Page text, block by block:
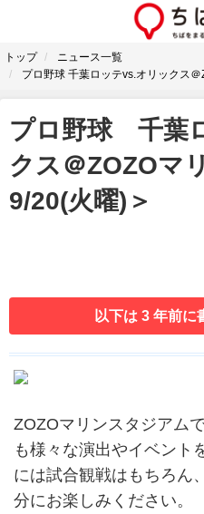
トップ
ニュース一覧
プロ野球 千葉ロッテvs.オリックス
プロ野球 千葉
クス＠ZOZOマ
9/20(火曜)＞
以下は 3 年前に
ZOZOマリンスタジアム
も様々な演出やイベント
には試合観戦はもちろん
分にお楽しみください。